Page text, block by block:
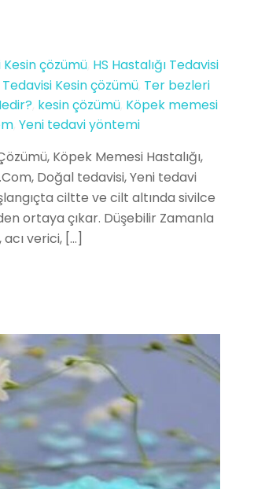
çözümü, HS Hastalığı Tedavisi
Kesin çözümü Ter bezleri
kesin çözümü Köpek memesi
, Yeni tedavi yöntemi
Köpek Memesi Hastalığı,
Doğal tedavisi, Yeni tedavi
ciltte ve cilt altında sivilce
ortaya çıkar. Düşebilir Zamanla
verici, […]